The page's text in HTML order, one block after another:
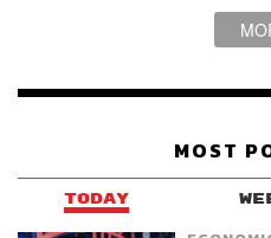
คอลเซ็นเตอร์ของสะมาริตันส์
ระหว่างบุคคลในครอบครัว ทั้ง
และระหว่างพ่อแม่-ลูก
หลายคนที่เคยฆ่าตัวตายและไ
จริงความรู้สึกอยากฆ่าตัวตาย
ความรู้สึกว่าเขาไม่มีคุณค่า รู้สึ
MOST
TODAY